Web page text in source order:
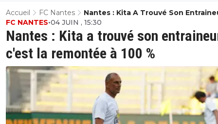
Accueil FC Nantes
Nantes : Kita A Trouvé Son
C'est La Remontée À 100 %
Nantes : Kita a trouvé son
c'est la remontée à 100 %
FC NANTES•04 JUIN , 15:30